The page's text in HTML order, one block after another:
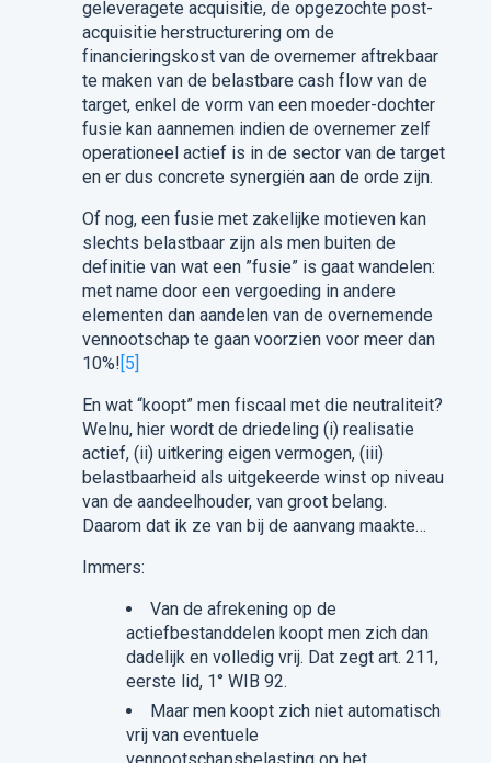
geleveragete acquisitie, de opgezochte post-
acquisitie herstructurering om de
financieringskost van de overnemer aftrekbaar
te maken van de belastbare cash flow van de
target, enkel de vorm van een moeder-dochter
fusie kan aannemen indien de overnemer zelf
operationeel actief is in de sector van de target
en er dus concrete synergiën aan de orde zijn.
Of nog, een fusie met zakelijke motieven kan
slechts belastbaar zijn als men buiten de
definitie van wat een ”fusie” is gaat wandelen:
met name door een vergoeding in andere
elementen dan aandelen van de overnemende
vennootschap te gaan voorzien voor meer dan
10%![5]
En wat “koopt” men fiscaal met die neutraliteit?
Welnu, hier wordt de driedeling (i) realisatie
actief, (ii) uitkering eigen vermogen, (iii)
belastbaarheid als uitgekeerde winst op niveau
van de aandeelhouder, van groot belang.
Daarom dat ik ze van bij de aanvang maakte…
Immers:
Van de afrekening op de
actiefbestanddelen koopt men zich dan
dadelijk en volledig vrij. Dat zegt art. 211,
eerste lid, 1° WIB 92.
Maar men koopt zich niet automatisch
vrij van eventuele